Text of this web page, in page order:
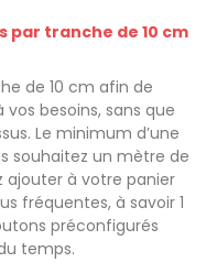
par tranche de 10 cm
de 10 cm afin de
besoins, sans que
Le minimum d’une
souhaitez un mètre de
ajouter à votre panier
fréquentes, à savoir 1
préconfigurés
temps.